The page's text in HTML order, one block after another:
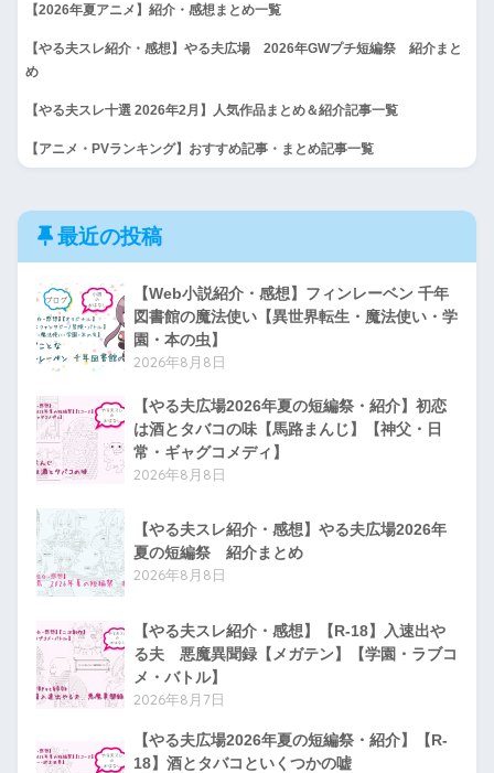
【2026年夏アニメ】紹介・感想まとめ一覧
【やる夫スレ紹介・感想】やる夫広場 2026年GWプチ短編祭 紹介まと
め
【やる夫スレ十選 2026年2月】人気作品まとめ＆紹介記事一覧
【アニメ・PVランキング】おすすめ記事・まとめ記事一覧
最近の投稿
【Web小説紹介・感想】フィンレーベン 千年
図書館の魔法使い【異世界転生・魔法使い・学
園・本の虫】
2026年8月8日
【やる夫広場2026年夏の短編祭・紹介】初恋
は酒とタバコの味【馬路まんじ】【神父・日
常・ギャグコメディ】
2026年8月8日
【やる夫スレ紹介・感想】やる夫広場2026年
夏の短編祭 紹介まとめ
2026年8月8日
【やる夫スレ紹介・感想】【R-18】入速出や
る夫 悪魔異聞録【メガテン】【学園・ラブコ
メ・バトル】
2026年8月7日
【やる夫広場2026年夏の短編祭・紹介】【R-
18】酒とタバコといくつかの嘘